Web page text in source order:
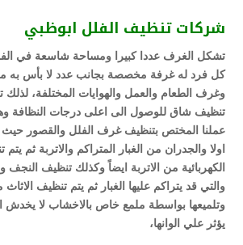
شركات تنظيف الفلل ابوظبي
تشكل الغرف عددا كبيرا ومساحة شاسعة في
كل فرد له غرفة مخصصة بجانب عدد لا بأس
وغرف الطعام والعمل والهوايات المختلفة، لذلك
تنظيف شاق للوصول الى اعلى درجات النظافة
عملنا المختص بتنظيف غرف الفلل والقصور
اولا والجدران من الغبار المتراكم والاتربة ثم
الكهربائية من الاتربة ايضاً وكذلك تنظيف النجف
والتي قد يتراكم عليها الغبار ثم يتم تنظيف
وتلميعها بواسطة ملمع خاص بالاخشاب لا يخدش
يؤثر علي الوانها،